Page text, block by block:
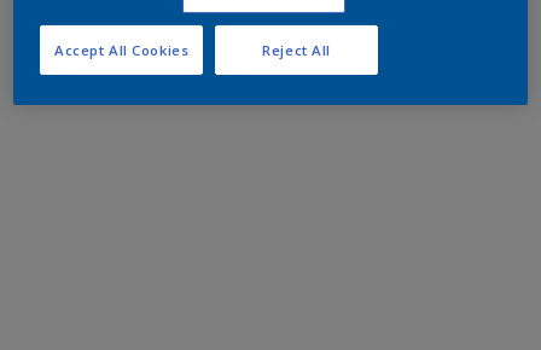
Reject All
Accept All Cookies